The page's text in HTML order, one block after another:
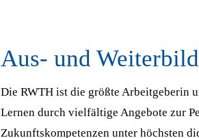
Aus- und
Die RWTH ist die größte Arbeitgeberin
Lernen durch vielfältige Angebote zur
Zukunftskompetenzen unter höchsten